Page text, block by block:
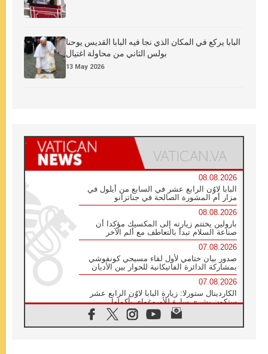
البابا يركع في المكان الذي نجا فيه البابا القديس يوحنا
بولس الثاني من محاولة اغتيال
13 May 2026
08.08.2026
البابا لاوُن الرابع عشر في السابع من أيلول في
مزار أم المشورة الصالحة في جناتزانو
08.08.2026
بارولين يختتم زيارته إلى المكسيك مؤكدا أن
صناعة السلام تبدأ بالتعاطف مع ألم الآخر
07.08.2026
صدور بيان ختامي لأول لقاء مسيحي كونفوشي
بمشاركة الدائرة الفاتيكانية للحوار بين الأديان
07.08.2026
الكاردينال ستورلا: زيارة البابا لاوُن الرابع عشر
ستكون بشرى سارة للأوروغواي بأكملها
الفاتيكان يعلن برنامج الزيارة الرسولية للبابا لاوُن